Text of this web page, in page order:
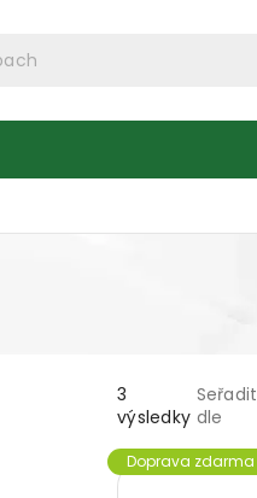
3
výsledky
Seřadit
dle
Doprava zdarma